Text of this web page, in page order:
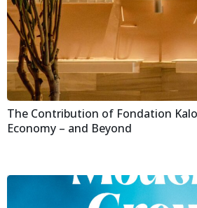
The Contribution of Fondation
Economy – and Beyond